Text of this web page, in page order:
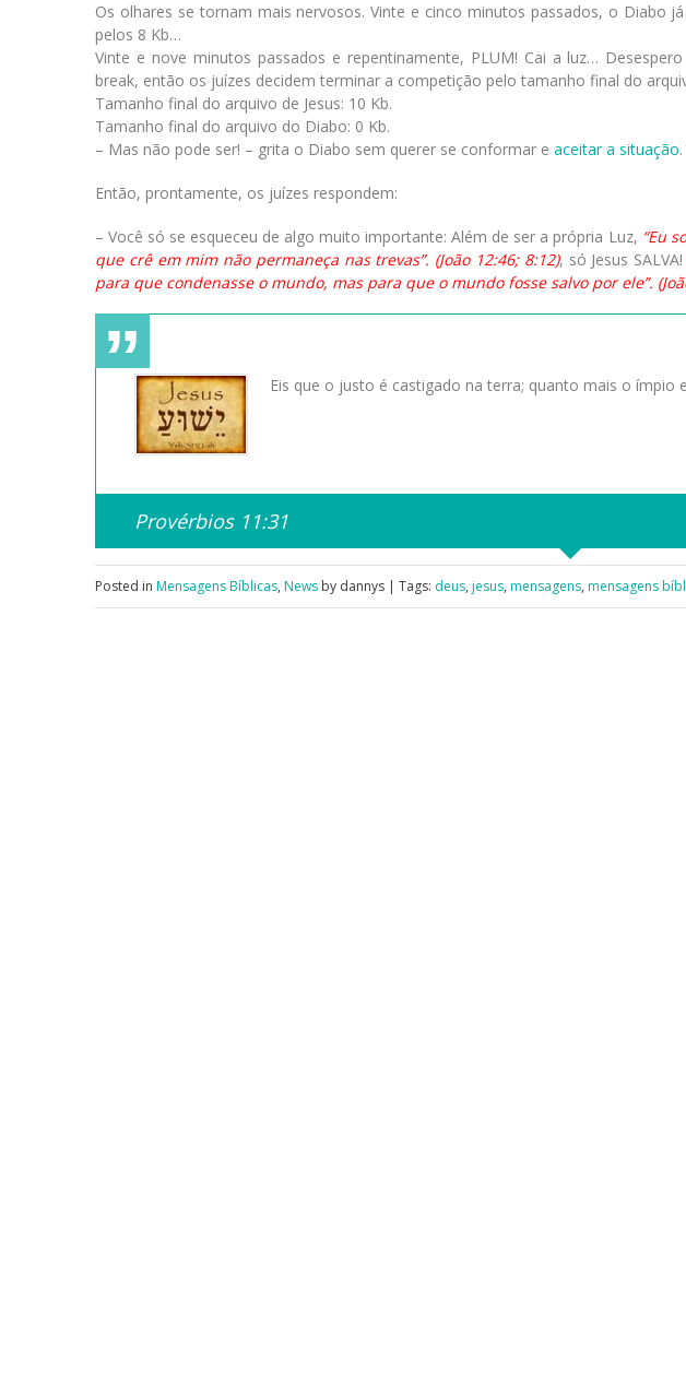
Os olhares se tornam mais nervosos. Vinte e cinco minutos passados, o Diabo
pelos 8 Kb…
Vinte e nove minutos passados e repentinamente, PLUM! Cai a luz…
break, então os juízes decidem terminar a competição pelo tamanho final do
Tamanho final do arquivo de Jesus: 10 Kb.
Tamanho final do arquivo do Diabo: 0 Kb.
– Mas não pode ser! – grita o Diabo sem querer se conformar e aceitar a situação
Então, prontamente, os juízes respondem:
– Você só se esqueceu de algo muito importante: Além de ser a própria Luz, “Eu
que crê em mim não permaneça nas trevas”. (João 12:46; 8:12), só Jesus SALVA!
para que condenasse o mundo, mas para que o mundo fosse salvo por ele”.
Eis que o justo é castigado na terra; quanto mais o ímpio
Provérbios 11:31
Posted in Mensagens Bíblicas, News by dannys | Tags: deus, jesus, mensagens, mensagens